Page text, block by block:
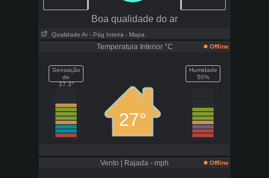
Boa qualidade do ar
Qualidade Ar - Pág Inteira - Mapa
Temperatura Interior °C Offline
Sensação
de
27.3°
27°
Humidade
50%
Vento | Rajada - mph Offline